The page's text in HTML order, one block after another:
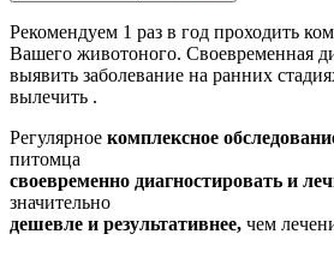
Рекомендуем 1 раз в год проходить
Вашего животоного. Своевременная
выявить заболевание на ранних
вылечить .
Регулярное комплексное
питомца
своевременно диагностировать и
значительно
дешевле и результативнее, чем